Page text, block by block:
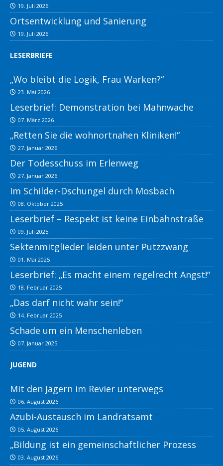
19. Juli 2026
Ortsentwicklung und Sanierung
19. Juli 2026
LESERBRIEFE
„Wo bleibt die Logik, Frau Warken?“
23. Mai 2026
Leserbrief: Demonstration bei Mahnwache
07. März 2026
„Retten Sie die wohnortnahen Kliniken!“
27. Januar 2026
Der Todesschuss im Erlenweg
27. Januar 2026
Im Schilder-Dschungel durch Mosbach
08. Oktober 2025
Leserbrief – Respekt ist keine Einbahnstraße
09. Juli 2025
Sektenmitglieder leiden unter Putzzwang
01. Mai 2025
Leserbrief: „Es macht einem regelrecht Angst!“
18. Februar 2025
„Das darf nicht wahr sein!“
14. Februar 2025
Schade um ein Menschenleben
07. Januar 2025
JUGEND
Mit den Jägern im Revier unterwegs
06. August 2026
Azubi-Austausch im Landratsamt
05. August 2026
„Bildung ist ein gemeinschaftlicher Prozess
03. August 2026